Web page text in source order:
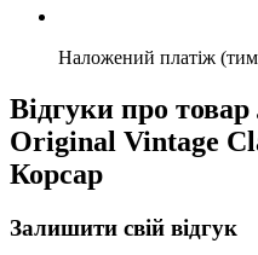
Наложений платіж
Відгуки про
Original Vintage
Корсар
Залишити свій відгук